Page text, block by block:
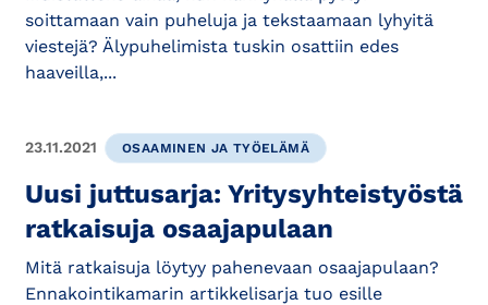
soittamaan vain puheluja ja tekstaamaan lyhyitä
viestejä? Älypuhelimista tuskin osattiin edes
haaveilla,...
23.11.2021 OSAAMINEN JA TYÖELÄMÄ
Uusi juttusarja: Yritysyhteistyöstä
ratkaisuja osaajapulaan
Mitä ratkaisuja löytyy pahenevaan osaajapulaan?
Ennakointikamarin artikkelisarja tuo esille